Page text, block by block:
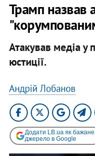
Трамп назвав
Атакував медіа у
юстиції.
Андрій Лобанов
Додати LB.ua як бажане
джерело в Google